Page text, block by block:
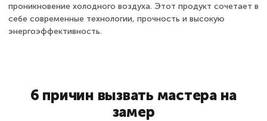
проникновение холодного воздуха. Этот продукт сочетает в
себе современные технологии, прочность и высокую
энергоэффективность.
6 причин вызвать мастера на
замер